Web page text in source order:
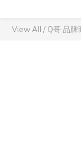
View All / Q哥 品牌